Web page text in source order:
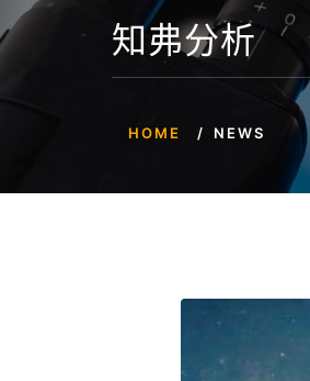
知弗分析
HOME NEWS